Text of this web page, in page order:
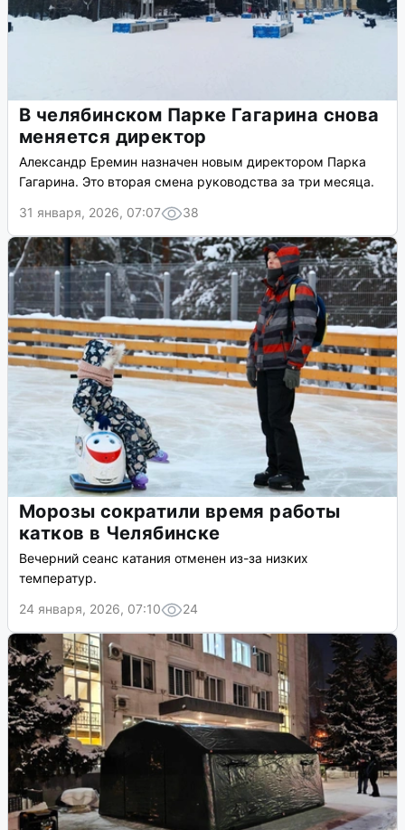
В челябинском Парке Гагарина снова
меняется директор
Александр Еремин назначен новым директором Парка
Гагарина. Это вторая смена руководства за три месяца.
31 января, 2026, 07:07
38
Морозы сократили время работы
катков в Челябинске
Вечерний сеанс катания отменен из-за низких
температур.
24 января, 2026, 07:10
24